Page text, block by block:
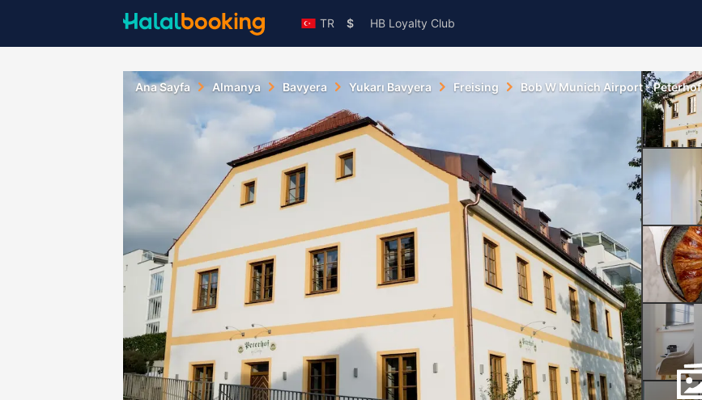
TR $ HB Loyalty Club
Ana Sayfa Almanya Bavyera Yukarı Bavyera Freising Bob W Munich Airport - Peterhof